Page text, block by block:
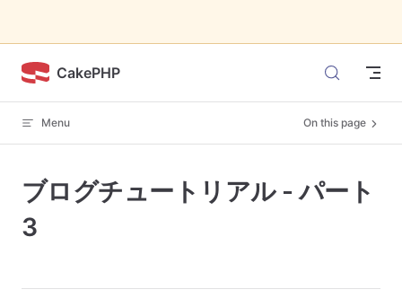
CakePHP
Menu On this page
ブログチュートリアル - パート
3